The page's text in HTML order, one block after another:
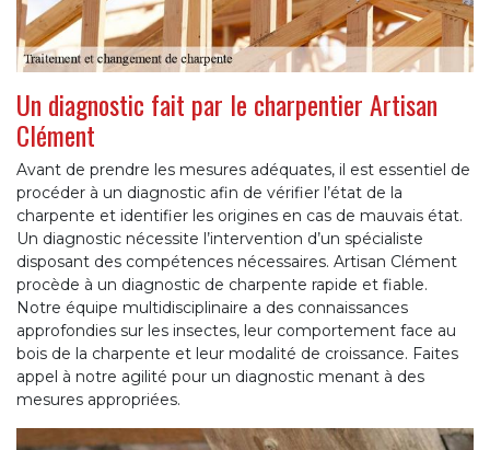
Un diagnostic fait par le charpentier Artisan
Clément
Avant de prendre les mesures adéquates, il est essentiel de
procéder à un diagnostic afin de vérifier l’état de la
charpente et identifier les origines en cas de mauvais état.
Un diagnostic nécessite l’intervention d’un spécialiste
disposant des compétences nécessaires. Artisan Clément
procède à un diagnostic de charpente rapide et fiable.
Notre équipe multidisciplinaire a des connaissances
approfondies sur les insectes, leur comportement face au
bois de la charpente et leur modalité de croissance. Faites
appel à notre agilité pour un diagnostic menant à des
mesures appropriées.